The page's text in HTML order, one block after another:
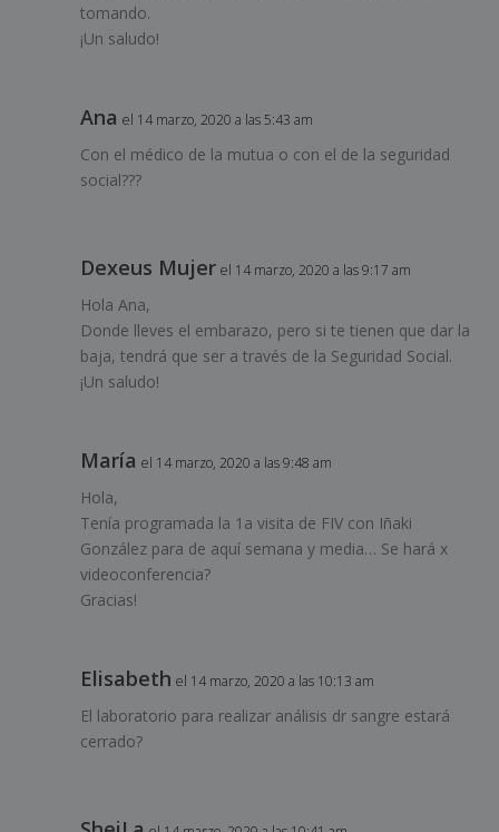
tomando.
¡Un saludo!
Ana el 14 marzo, 2020 a las 5:43 am
Con el médico de la mutua o con el de la seguridad
social???
Dexeus Mujer el 14 marzo, 2020 a las 9:17 am
Hola Ana,
Donde lleves el embarazo, pero si te tienen que dar la
baja, tendrá que ser a través de la Seguridad Social.
¡Un saludo!
María el 14 marzo, 2020 a las 9:48 am
Hola,
Tenía programada la 1a visita de FIV con Iñaki
González para de aquí semana y media… Se hará x
videoconferencia?
Gracias!
Elisabeth el 14 marzo, 2020 a las 10:13 am
El laboratorio para realizar análisis dr sangre estará
cerrado?